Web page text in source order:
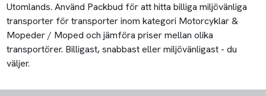
Utomlands. Använd Packbud för att hitta billiga miljövänliga
transporter för transporter inom kategori Motorcyklar &
Mopeder / Moped och jämföra priser mellan olika
transportörer. Billigast, snabbast eller miljövänligast - du
väljer.